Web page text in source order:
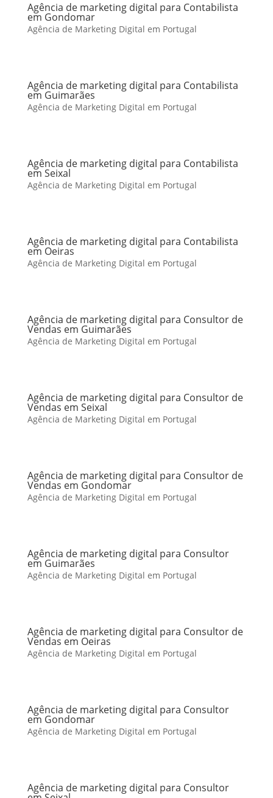
Agência de marketing digital para Contabilista
em Gondomar
Agência de Marketing Digital em Portugal
Agência de marketing digital para Contabilista
em Guimarães
Agência de Marketing Digital em Portugal
Agência de marketing digital para Contabilista
em Seixal
Agência de Marketing Digital em Portugal
Agência de marketing digital para Contabilista
em Oeiras
Agência de Marketing Digital em Portugal
Agência de marketing digital para Consultor de
Vendas em Guimarães
Agência de Marketing Digital em Portugal
Agência de marketing digital para Consultor de
Vendas em Seixal
Agência de Marketing Digital em Portugal
Agência de marketing digital para Consultor de
Vendas em Gondomar
Agência de Marketing Digital em Portugal
Agência de marketing digital para Consultor
em Guimarães
Agência de Marketing Digital em Portugal
Agência de marketing digital para Consultor de
Vendas em Oeiras
Agência de Marketing Digital em Portugal
Agência de marketing digital para Consultor
em Gondomar
Agência de Marketing Digital em Portugal
Agência de marketing digital para Consultor